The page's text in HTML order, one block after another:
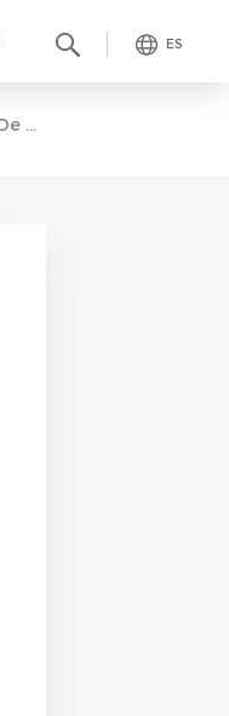
ES
Easy Solar Kit Soportes De Montaje De Panel Solar De Ángulo Ajustable Universal